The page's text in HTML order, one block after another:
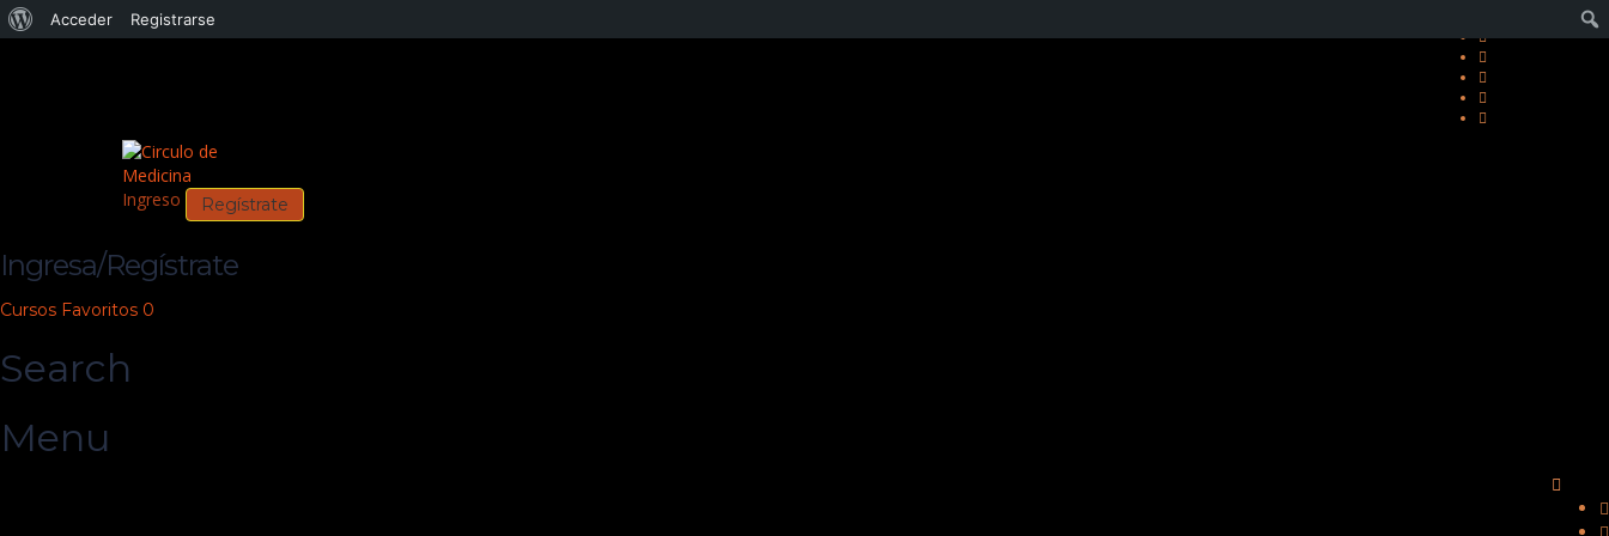
Acceder Registrarse
Ingreso Regístrate
Ingresa/Regístrate
Cursos Favoritos 0
Search
Menu